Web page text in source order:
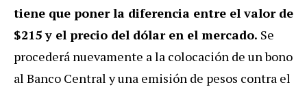
tiene que poner la diferencia entre el valor de
$215 y el precio del dólar en el mercado. Se
procederá nuevamente a la colocación de un bono
al Banco Central y una emisión de pesos contra el